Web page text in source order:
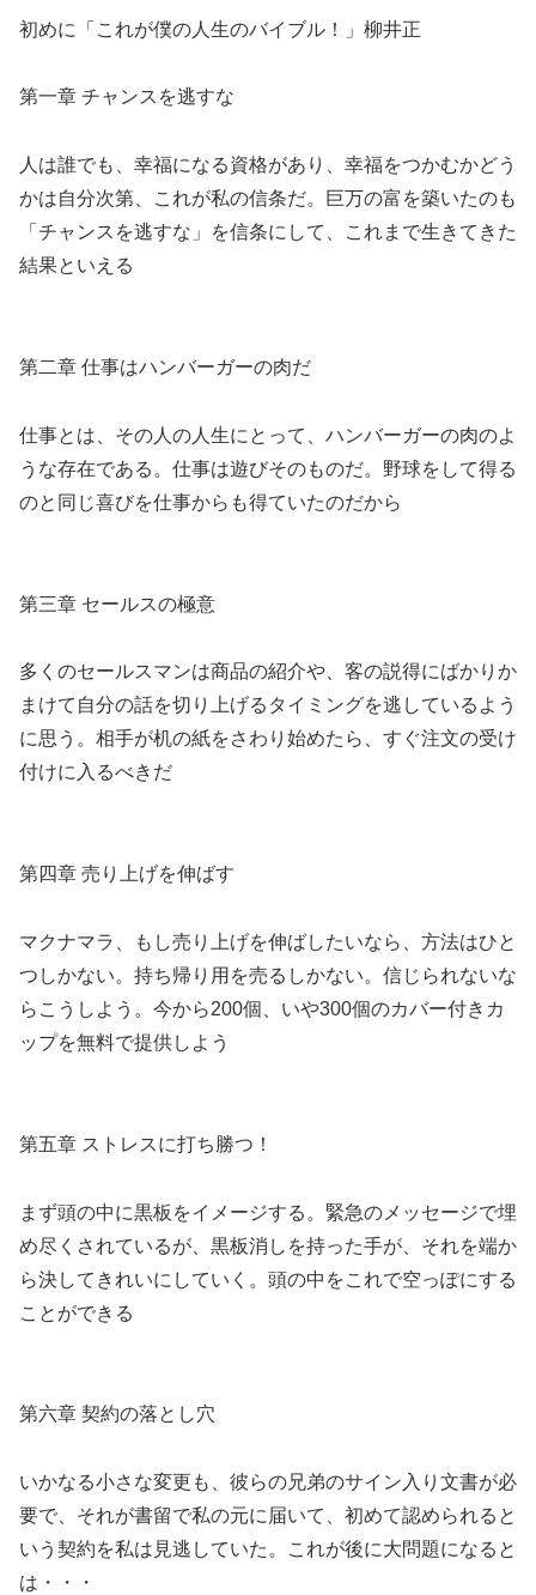
初めに「これが僕の人生のバイブル！」柳井正
第一章 チャンスを逃すな
人は誰でも、幸福になる資格があり、幸福をつかむかどう
かは自分次第、これが私の信条だ。巨万の富を築いたのも
「チャンスを逃すな」を信条にして、これまで生きてきた
結果といえる
第二章 仕事はハンバーガーの肉だ
仕事とは、その人の人生にとって、ハンバーガーの肉のよ
うな存在である。仕事は遊びそのものだ。野球をして得る
のと同じ喜びを仕事からも得ていたのだから
第三章 セールスの極意
多くのセールスマンは商品の紹介や、客の説得にばかりか
まけて自分の話を切り上げるタイミングを逃しているよう
に思う。相手が机の紙をさわり始めたら、すぐ注文の受け
付けに入るべきだ
第四章 売り上げを伸ばす
マクナマラ、もし売り上げを伸ばしたいなら、方法はひと
つしかない。持ち帰り用を売るしかない。信じられないな
らこうしよう。今から200個、いや300個のカバー付きカ
ップを無料で提供しよう
第五章 ストレスに打ち勝つ！
まず頭の中に黒板をイメージする。緊急のメッセージで埋
め尽くされているが、黒板消しを持った手が、それを端か
ら決してきれいにしていく。頭の中をこれで空っぽにする
ことができる
第六章 契約の落とし穴
いかなる小さな変更も、彼らの兄弟のサイン入り文書が必
要で、それが書留で私の元に届いて、初めて認められると
いう契約を私は見逃していた。これが後に大問題になると
は・・・